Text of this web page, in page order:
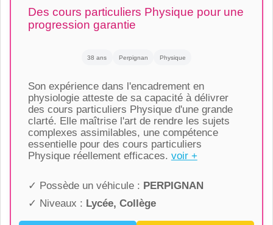
Des cours particuliers Physique pour une
progression garantie
38 ans Perpignan Physique
Son expérience dans l'encadrement en
physiologie atteste de sa capacité à délivrer
des cours particuliers Physique d'une grande
clarté. Elle maîtrise l'art de rendre les sujets
complexes assimilables, une compétence
essentielle pour des cours particuliers
Physique réellement efficaces. voir +
✓ Possède un véhicule : PERPIGNAN
✓ Niveaux : Lycée, Collège